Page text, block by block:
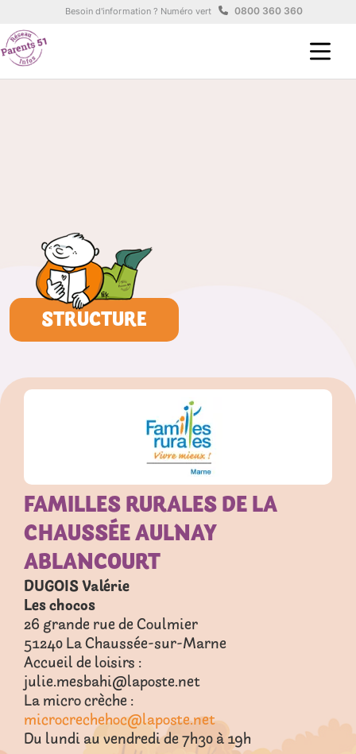
Aller au contenu principal
Besoin d'information ? Numéro vert 0800 360 360
STRUCTURE
FAMILLES RURALES DE LA
CHAUSSÉE AULNAY
ABLANCOURT
DUGOIS Valérie
Les chocos
26 grande rue de Coulmier
51240La Chaussée-sur-Marne
Accueil de loisirs :
julie.mesbahi@laposte.net
La micro crèche :
microcrechehoc@laposte.net
Du lundi au vendredi de 7h30 à 19h
Panneau de gestion des cookies